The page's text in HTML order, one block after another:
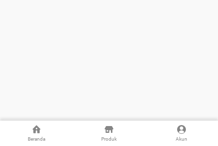
Beranda Produk Akun